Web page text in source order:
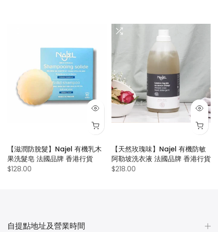
【滋潤防脫髮】Najel 有機乳木
果洗髮皂 法國品牌 香港行貨
$128.00
【天然玫瑰味】Najel 有機防敏
阿勒坡洗衣液 法國品牌 香港行貨
$218.00
自提點地址及營業時間